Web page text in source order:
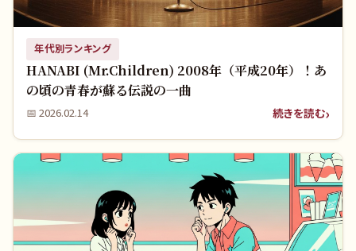
年代別ランキング
HANABI (Mr.Children) 2008年（平成20年）！あ
の頃の青春が蘇る伝説の一曲
📅 2026.02.14 続きを読む